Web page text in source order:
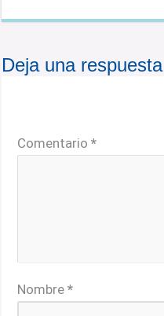
Deja una respuesta
Comentario*
Nombre*